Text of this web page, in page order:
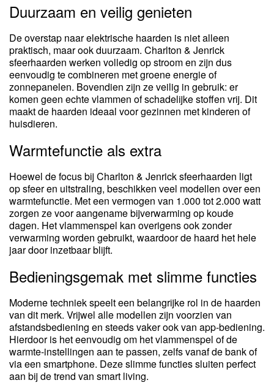
Duurzaam en veilig genieten
De overstap naar elektrische haarden is niet alleen
praktisch, maar ook duurzaam. Charlton & Jenrick
sfeerhaarden werken volledig op stroom en zijn dus
eenvoudig te combineren met groene energie of
zonnepanelen. Bovendien zijn ze veilig in gebruik: er
komen geen echte vlammen of schadelijke stoffen vrij. Dit
maakt de haarden ideaal voor gezinnen met kinderen of
huisdieren.
Warmtefunctie als extra
Hoewel de focus bij Charlton & Jenrick sfeerhaarden ligt
op sfeer en uitstraling, beschikken veel modellen over een
warmtefunctie. Met een vermogen van 1.000 tot 2.000 watt
zorgen ze voor aangename bijverwarming op koude
dagen. Het vlammenspel kan overigens ook zonder
verwarming worden gebruikt, waardoor de haard het hele
jaar door inzetbaar blijft.
Bedieningsgemak met slimme functies
Moderne techniek speelt een belangrijke rol in de haarden
van dit merk. Vrijwel alle modellen zijn voorzien van
afstandsbediening en steeds vaker ook van app-bediening.
Hierdoor is het eenvoudig om het vlammenspel of de
warmte-instellingen aan te passen, zelfs vanaf de bank of
via een smartphone. Deze slimme functies sluiten perfect
aan bij de trend van smart living.